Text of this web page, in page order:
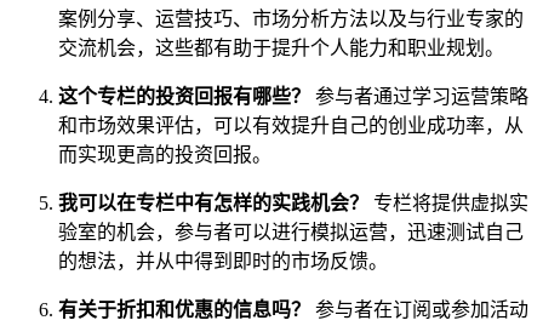
案例分享、运营技巧、市场分析方法以及与行业专家的
交流机会，这些都有助于提升个人能力和职业规划。
这个专栏的投资回报有哪些？
参与者通过学习运营策略
和市场效果评估，可以有效提升自己的创业成功率，从
而实现更高的投资回报。
我可以在专栏中有怎样的实践机会？
专栏将提供虚拟实
验室的机会，参与者可以进行模拟运营，迅速测试自己
的想法，并从中得到即时的市场反馈。
有关于折扣和优惠的信息吗？
参与者在订阅或参加活动